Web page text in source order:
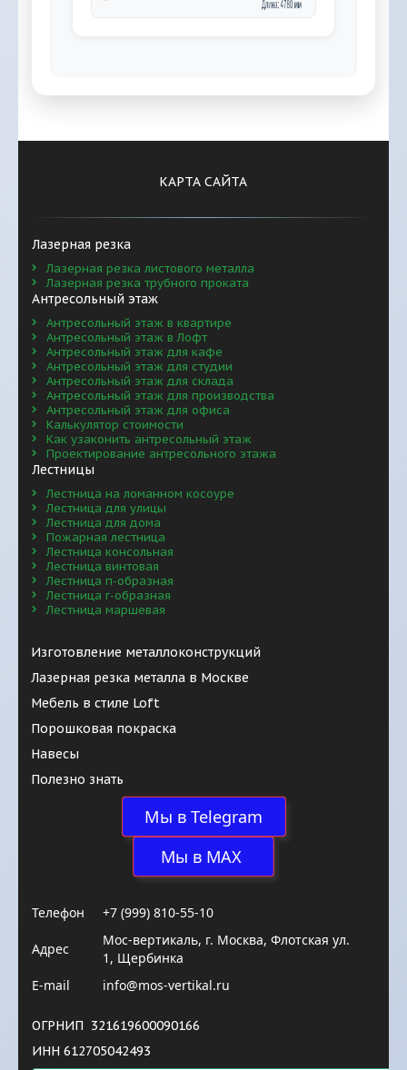
КАРТА САЙТА
Лазерная резка
Лазерная резка листового металла
Лазерная резка трубного проката
Антресольный этаж
Антресольный этаж в квартире
Антресольный этаж в Лофт
Антресольный этаж для кафе
Антресольный этаж для студии
Антресольный этаж для склада
Антресольный этаж для производства
Антресольный этаж для офиса
Калькулятор стоимости
Как узаконить антресольный этаж
Проектирование антресольного этажа
Лестницы
Лестница на ломанном косоуре
Лестница для улицы
Лестница для дома
Пожарная лестница
Лестница консольная
Лестница винтовая
Лестница п-образная
Лестница г-образная
Лестница маршевая
Изготовление металлоконструкций
Лазерная резка металла в Москве
Мебель в стиле Loft
Порошковая покраска
Навесы
Полезно знать
Мы в Telegram
Мы в MAX
Телефон +7 (999) 810-55-10
Адрес
Мос-вертикаль, г. Москва, Флотская ул.
1, Щербинка
E-mail
info@mos-vertikal.ru
ОГРНИП  321619600090166
ИНН 612705042493